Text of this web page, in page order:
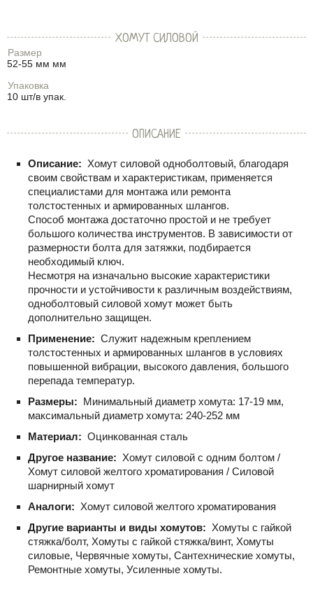
ХОМУТ СИЛОВОЙ
Размер
52-55 мм мм
Упаковка
10 шт/в упак.
ОПИСАНИЕ
Описание: Хомут силовой одноболтовый, благодаря
своим свойствам и характеристикам, применяется
специалистами для монтажа или ремонта
толстостенных и армированных шлангов.
Способ монтажа достаточно простой и не требует
большого количества инструментов. В зависимости от
размерности болта для затяжки, подбирается
необходимый ключ.
Несмотря на изначально высокие характеристики
прочности и устойчивости к различным воздействиям,
одноболтовый силовой хомут может быть
дополнительно защищен.
Применение: Служит надежным креплением
толстостенных и армированных шлангов в условиях
повышенной вибрации, высокого давления, большого
перепада температур.
Размеры: Минимальный диаметр хомута: 17-19 мм,
максимальный диаметр хомута: 240-252 мм
Материал: Оцинкованная сталь
Другое название: Хомут силовой с одним болтом /
Хомут силовой желтого хроматирования / Силовой
шарнирный хомут
Аналоги: Хомут силовой желтого хроматирования
Другие варианты и виды хомутов: Хомуты с гайкой
стяжка/болт, Хомуты с гайкой стяжка/винт, Хомуты
силовые, Червячные хомуты, Сантехнические хомуты,
Ремонтные хомуты, Усиленные хомуты.